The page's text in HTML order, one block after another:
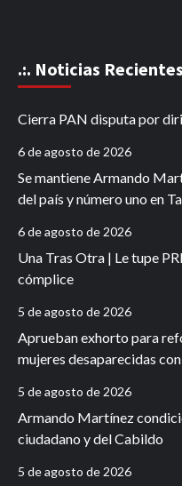
.:. Noticias Recientes
Cierra PAN disputa por
6 de agosto de 2026
Se mantiene Armando
del país y número uno en
6 de agosto de 2026
Una Tras Otra | Le tupe
cómplice
5 de agosto de 2026
Aprueban exhorto para
mujeres desaparecidas
5 de agosto de 2026
Armando Martínez
ciudadano y del Cabildo
5 de agosto de 2026